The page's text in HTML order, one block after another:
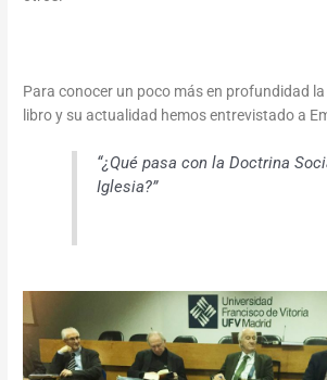
Para conocer un poco más en profundidad
libro y su actualidad hemos entrevistado a
“¿Qué pasa con la Doctrina
Iglesia?”